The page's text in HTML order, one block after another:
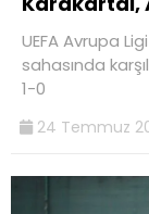
UEFA Avrupa
sahasında
1-0
24 Temmuz